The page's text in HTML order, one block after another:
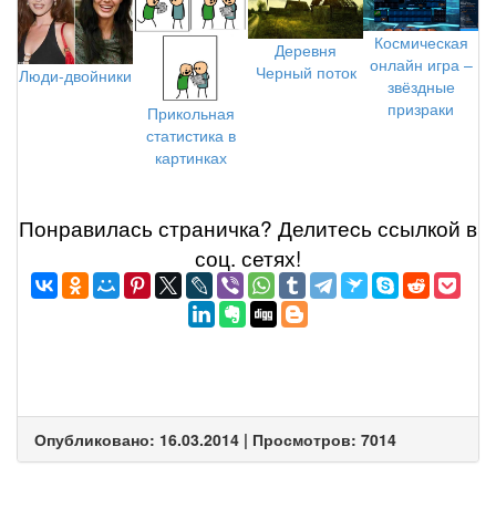
Люди-двойники
Прикольная
статистика в
картинках
Деревня
Черный поток
Космическая
онлайн игра –
звёздные
призраки
Понравилась страничка? Делитеcь ссылкой в
соц. сетях!
Опубликовано: 16.03.2014 | Просмотров: 7014